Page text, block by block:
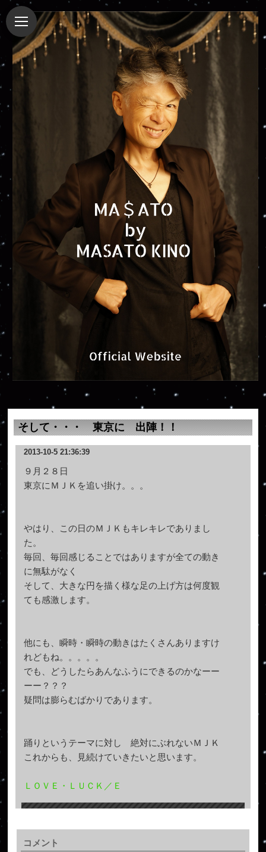
そして・・・ 東京に 出陣！！
2013-10-5 21:36:39
９月２８日
東京にＭＪＫを追い掛け。。。
やはり、この日のＭＪＫもキレキレでありまし
た。
毎回、毎回感じることではありますが全ての動き
に無駄がなく
そして、大きな円を描く様な足の上げ方は何度観
ても感激します。
他にも、瞬時・瞬時の動きはたくさんありますけ
れどもね。。。。。
でも、どうしたらあんなふうにできるのかなーー
ーー？？？
疑問は膨らむばかりであります。
踊りというテーマに対し 絶対にぶれないＭＪＫ
これからも、見続けていきたいと思います。
ＬＯＶＥ・ＬＵＣＫ／Ｅ
コメント